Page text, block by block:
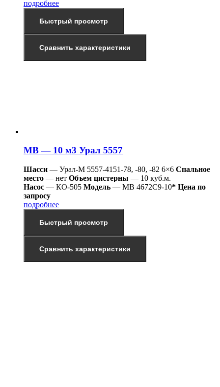
подробнее
Быстрый просмотр
Сравнить характеристики
МВ — 10 м3 Урал 5557
Шасси — Урал-М 5557-4151-78, -80, -82 6×6 Спальное
место — нет Объем цистерны — 10 куб.м.
Насос — КО-505 Модель — МВ 4672С9-10* Цена по
запросу
подробнее
Быстрый просмотр
Сравнить характеристики